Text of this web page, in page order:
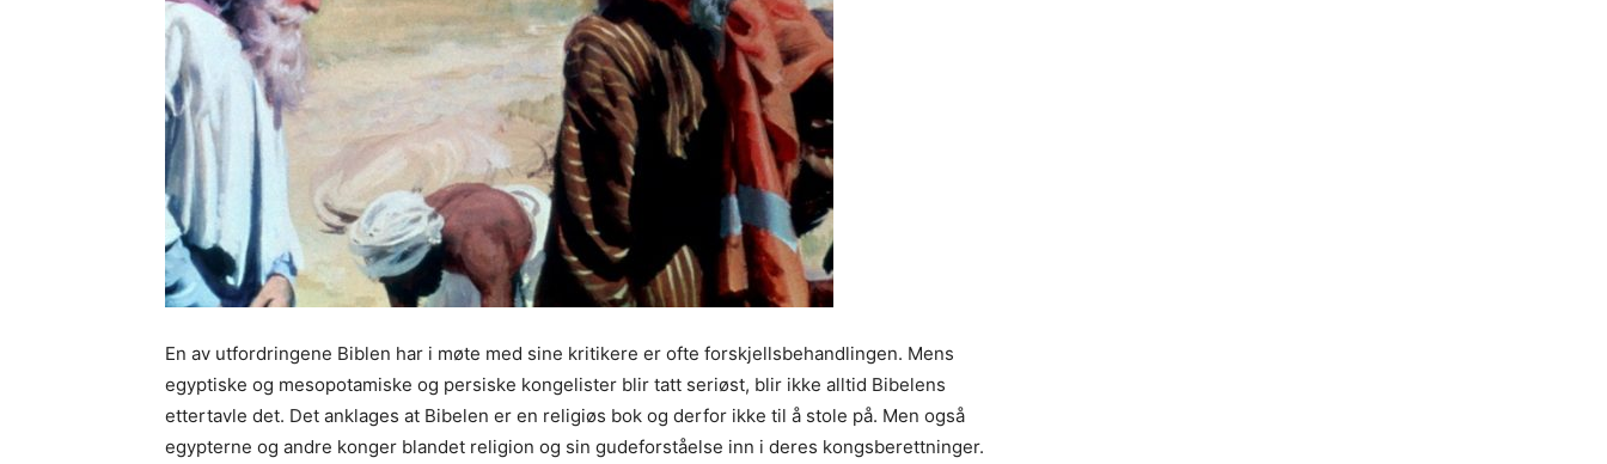
En av utfordringene Biblen har i møte med sine kritikere er ofte forskjellsbehandlingen. Mens
egyptiske og mesopotamiske og persiske kongelister blir tatt seriøst, blir ikke alltid Bibelens
ettertavle det. Det anklages at Bibelen er en religiøs bok og derfor ikke til å stole på. Men også
egypterne og andre konger blandet religion og sin gudeforståelse inn i deres kongsberettninger.